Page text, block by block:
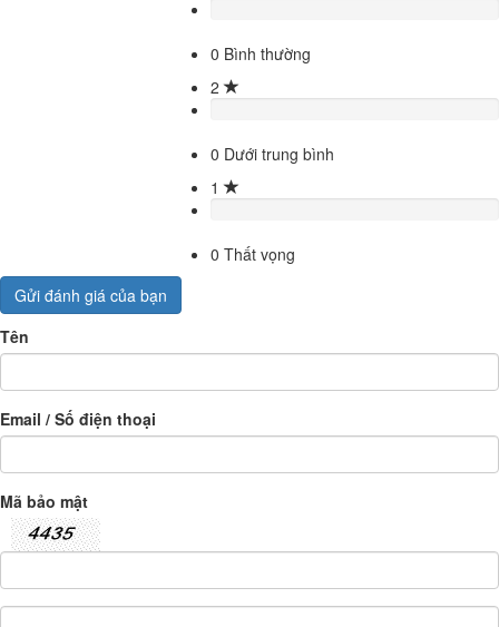
0 Bình thường
2
0 Dưới trung bình
1
0 Thất vọng
Gửi đánh giá của bạn
Tên
Email / Số điện thoại
Mã bảo mật